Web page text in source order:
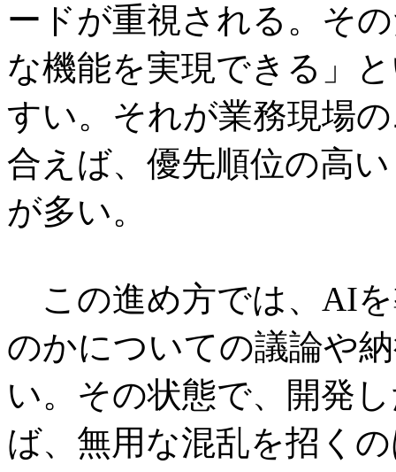
ードが重視される。そ
な機能を実現できる」
すい。それが業務現場
合えば、優先順位の高
が多い。
この進め方では、AI
のかについての議論や
い。その状態で、開発
ば、無用な混乱を招く